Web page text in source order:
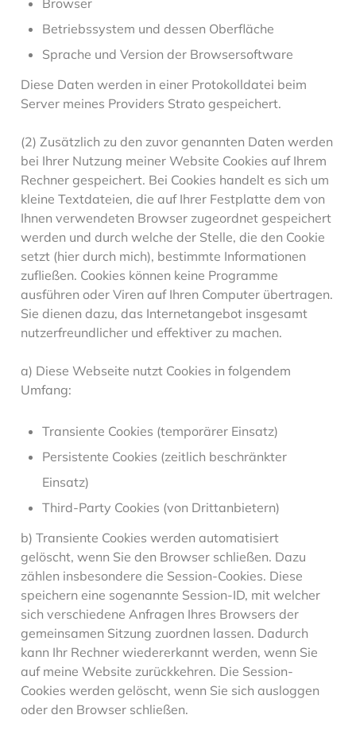
Browser
Betriebssystem und dessen Oberfläche
Sprache und Version der Browsersoftware
Diese Daten werden in einer Protokolldatei beim
Server meines Providers Strato gespeichert.
(2) Zusätzlich zu den zuvor genannten Daten werden
bei Ihrer Nutzung meiner Website Cookies auf Ihrem
Rechner gespeichert. Bei Cookies handelt es sich um
kleine Textdateien, die auf Ihrer Festplatte dem von
Ihnen verwendeten Browser zugeordnet gespeichert
werden und durch welche der Stelle, die den Cookie
setzt (hier durch mich), bestimmte Informationen
zufließen. Cookies können keine Programme
ausführen oder Viren auf Ihren Computer übertragen.
Sie dienen dazu, das Internetangebot insgesamt
nutzerfreundlicher und effektiver zu machen.
a) Diese Webseite nutzt Cookies in folgendem
Umfang:
Transiente Cookies (temporärer Einsatz)
Persistente Cookies (zeitlich beschränkter
Einsatz)
Third-Party Cookies (von Drittanbietern)
b) Transiente Cookies werden automatisiert
gelöscht, wenn Sie den Browser schließen. Dazu
zählen insbesondere die Session-Cookies. Diese
speichern eine sogenannte Session-ID, mit welcher
sich verschiedene Anfragen Ihres Browsers der
gemeinsamen Sitzung zuordnen lassen. Dadurch
kann Ihr Rechner wiedererkannt werden, wenn Sie
auf meine Website zurückkehren. Die Session-
Cookies werden gelöscht, wenn Sie sich ausloggen
oder den Browser schließen.